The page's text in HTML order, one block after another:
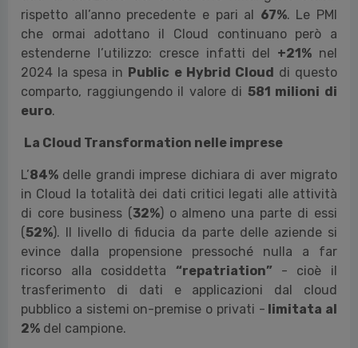
un lato con l’acquisto di software pronti all’uso,
dall’altro con l’integrazione di funzionalità di IA
nellepiattaforme di
gestione documentale e
collaboration.
Nel 2024 meno investite dall’ “hype generativo” le
piccole e medie imprese, come attestano anche i
dati di adozione del Cloud che rimangono stabili
che ormai adottano il Cloud continuano però a
estenderne l’utilizzo: cresce infatti del+21%nel
2024 la spesa in Public e Hybrid Clouddi questo
comparto, raggiungendo il valore di581 milioni di
euro.
La Cloud Transformation nelle imprese
L’84%delle grandi imprese dichiara di aver migrato
in Cloud la totalità dei dati critici legati alle attività